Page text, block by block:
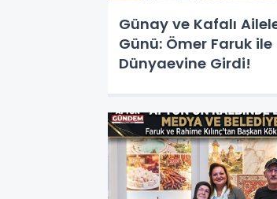
Günay ve Kafalı
Günü: Ömer Faruk
Dünyaevine Girdi!